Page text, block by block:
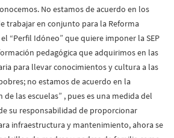
No estamos de acuerdo en los
trabajar en conjunto para la Reforma
“Perfil Idóneo” que quiere imponer la SEP
pedagógica que adquirimos en las
para llevar conocimientos y cultura a las
no estamos de acuerdo en la
las escuelas” , pues es una medida del
su responsabilidad de proporcionar
infraestructura y mantenimiento, ahora se